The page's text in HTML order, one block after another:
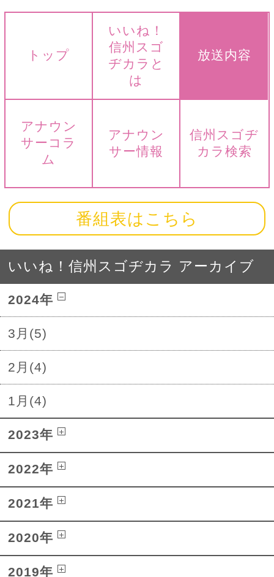
トップ
いいね！
信州スゴ
ヂカラと
は
放送内容
アナウン
サーコラ
ム
アナウン
サー情報
信州スゴヂ
カラ検索
番組表はこちら
いいね！信州スゴヂカラ アーカイブ
2024年
3月(5)
2月(4)
1月(4)
2023年
2022年
2021年
2020年
2019年